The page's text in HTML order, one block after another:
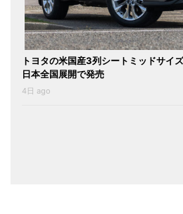
トヨタの米国産3列シートミッドサイ
日本全国展開で発売
4日 ago